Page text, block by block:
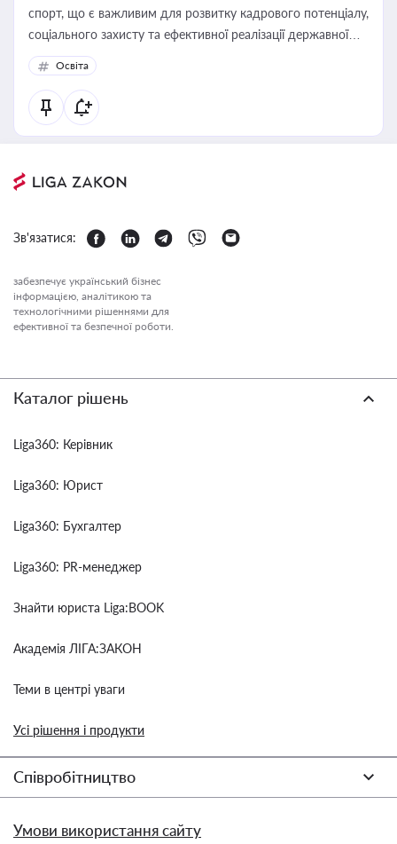
спорт, що є важливим для розвитку кадрового потенціалу,
соціального захисту та ефективної реалізації державної
політики у цій галузі
Освіта
Зв'язатися:
забезпечує український бізнес
інформацією, аналітикою та
технологічними рішеннями для
ефективної та безпечної роботи.
Каталог рішень
Liga360: Керівник
Liga360: Юрист
Liga360: Бухгалтер
Liga360: PR-менеджер
Знайти юриста Liga:BOOK
Академія ЛІГА:ЗАКОН
Теми в центрі уваги
Усі рішення і продукти
Співробітництво
Умови використання сайту